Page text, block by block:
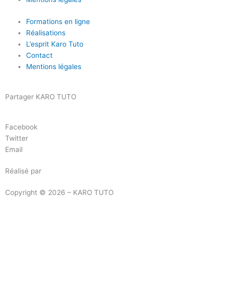
Formations en ligne
Réalisations
L’esprit Karo Tuto
Contact
Mentions légales
Partager KARO TUTO
Facebook
Twitter
Email
Réalisé par
Copyright © 2026 – KARO TUTO